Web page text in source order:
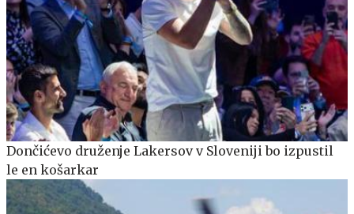
Dončićevo druženje Lakersov v Sloveniji bo izpustil
le en košarkar